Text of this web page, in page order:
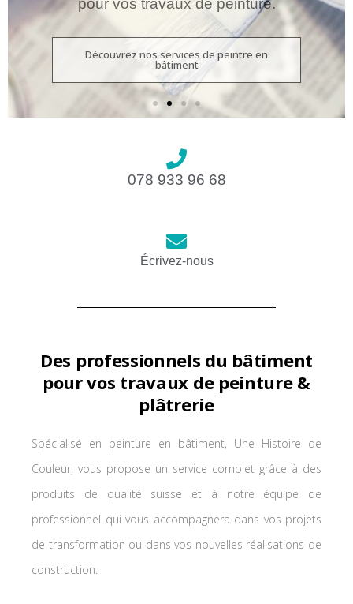
078 933 96 68
Écrivez-nous
Des professionnels du bâtiment
pour vos travaux de peinture &
plâtrerie
Spécialisé en peinture en bâtiment, Une Histoire de
Couleur, vous propose un service complet grâce à des
produits de qualité suisse et à notre équipe de
professionnel qui vous accompagnera dans vos projets
de transformation ou dans vos nouvelles réalisations de
construction.